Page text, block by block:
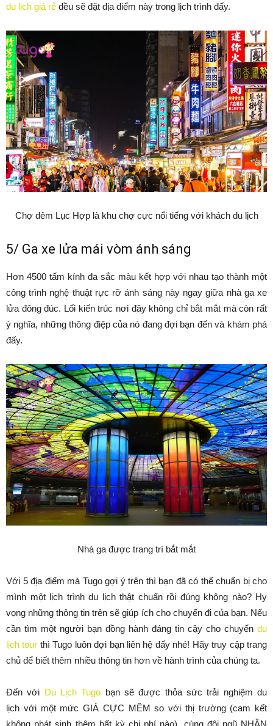
du lịch giá rẻ đều sẽ đặt địa điểm này trong lịch trình đấy.
Chợ đêm Lục Hợp là khu chợ cực nổi tiếng với khách du lịch
5/ Ga xe lửa mái vòm ánh sáng
Hơn 4500 tấm kính đa sắc màu kết hợp với nhau tạo thành một
công trình nghệ thuật rực rỡ ánh sáng này ngay giữa nhà ga xe
lửa đông đúc. Lối kiến trúc nơi đây không chỉ bắt mắt mà còn rất
ý nghĩa, những thông điệp của nó đang đợi bạn đến và khám phá
đấy.
Nhà ga được trang trí bắt mắt
Với 5 địa điểm mà Tugo gợi ý trên thì bạn đã có thể chuẩn bị cho
mình một lịch trình du lịch thật chuẩn rồi đúng không nào? Hy
vọng những thông tin trên sẽ giúp ích cho chuyến đi của bạn. Nếu
cần tìm một người bạn đồng hành đáng tin cậy cho chuyến du
lịch tour thì Tugo luôn đợi bạn liên hệ đấy nhé! Hãy truy cập trang
chủ để biết thêm nhiều thông tin hơn về hành trình của chúng ta.
Đến với Du Lịch Tugo bạn sẽ được thỏa sức trải nghiệm du
lịch với một mức GIÁ CỰC MỀM so với thị trường (cam kết